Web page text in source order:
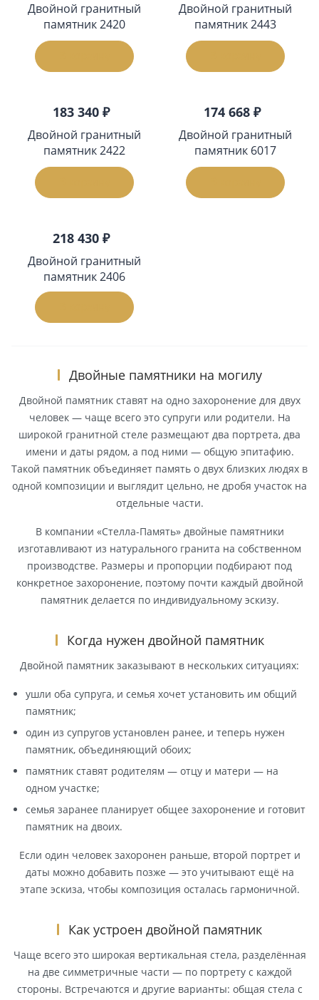
Двойной гранитный
памятник 2420
Двойной гранитный
памятник 2443
183 340 ₽
Двойной гранитный
памятник 2422
174 668 ₽
Двойной гранитный
памятник 6017
218 430 ₽
Двойной гранитный
памятник 2406
Двойные памятники на могилу
Двойной памятник ставят на одно захоронение для двух
человек — чаще всего это супруги или родители. На
широкой гранитной стеле размещают два портрета, два
имени и даты рядом, а под ними — общую эпитафию.
Такой памятник объединяет память о двух близких людях в
одной композиции и выглядит цельно, не дробя участок на
отдельные части.
В компании «Стелла-Память» двойные памятники
изготавливают из натурального гранита на собственном
производстве. Размеры и пропорции подбирают под
конкретное захоронение, поэтому почти каждый двойной
памятник делается по индивидуальному эскизу.
Когда нужен двойной памятник
Двойной памятник заказывают в нескольких ситуациях:
ушли оба супруга, и семья хочет установить им общий
памятник;
один из супругов установлен ранее, и теперь нужен
памятник, объединяющий обоих;
памятник ставят родителям — отцу и матери — на
одном участке;
семья заранее планирует общее захоронение и готовит
памятник на двоих.
Если один человек захоронен раньше, второй портрет и
даты можно добавить позже — это учитывают ещё на
этапе эскиза, чтобы композиция осталась гармоничной.
Как устроен двойной памятник
Чаще всего это широкая вертикальная стела, разделённая
на две симметричные части — по портрету с каждой
стороны. Встречаются и другие варианты: общая стела с